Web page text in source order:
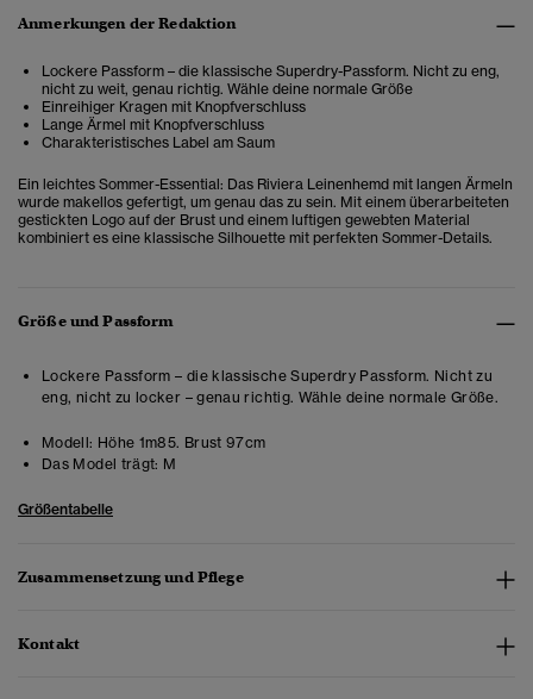
Anmerkungen der Redaktion
Lockere Passform – die klassische Superdry-Passform. Nicht zu eng,
nicht zu weit, genau richtig. Wähle deine normale Größe
Einreihiger Kragen mit Knopfverschluss
Lange Ärmel mit Knopfverschluss
Charakteristisches Label am Saum
Ein leichtes Sommer-Essential: Das Riviera Leinenhemd mit langen Ärmeln
wurde makellos gefertigt, um genau das zu sein. Mit einem überarbeiteten
gestickten Logo auf der Brust und einem luftigen gewebten Material
kombiniert es eine klassische Silhouette mit perfekten Sommer-Details.
Größe und Passform
Lockere Passform – die klassische Superdry Passform. Nicht zu
eng, nicht zu locker – genau richtig. Wähle deine normale Größe.
Modell: Höhe 1m85. Brust 97cm
Das Model trägt: M
Größentabelle
Zusammensetzung und Pflege
Kontakt